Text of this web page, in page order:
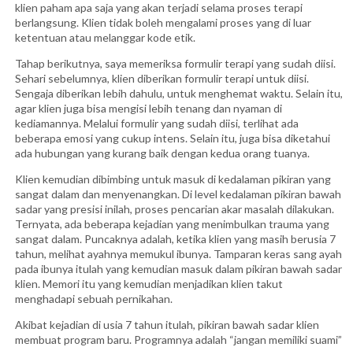
klien paham apa saja yang akan terjadi selama proses terapi
berlangsung. Klien tidak boleh mengalami proses yang di luar
ketentuan atau melanggar kode etik.
Tahap berikutnya, saya memeriksa formulir terapi yang sudah diisi.
Sehari sebelumnya, klien diberikan formulir terapi untuk diisi.
Sengaja diberikan lebih dahulu, untuk menghemat waktu. Selain itu,
agar klien juga bisa mengisi lebih tenang dan nyaman di
kediamannya. Melalui formulir yang sudah diisi, terlihat ada
beberapa emosi yang cukup intens. Selain itu, juga bisa diketahui
ada hubungan yang kurang baik dengan kedua orang tuanya.
Klien kemudian dibimbing untuk masuk di kedalaman pikiran yang
sangat dalam dan menyenangkan. Di level kedalaman pikiran bawah
sadar yang presisi inilah, proses pencarian akar masalah dilakukan.
Ternyata, ada beberapa kejadian yang menimbulkan trauma yang
sangat dalam. Puncaknya adalah, ketika klien yang masih berusia 7
tahun, melihat ayahnya memukul ibunya. Tamparan keras sang ayah
pada ibunya itulah yang kemudian masuk dalam pikiran bawah sadar
klien. Memori itu yang kemudian menjadikan klien takut
menghadapi sebuah pernikahan.
Akibat kejadian di usia 7 tahun itulah, pikiran bawah sadar klien
membuat program baru. Programnya adalah “jangan memiliki suami”